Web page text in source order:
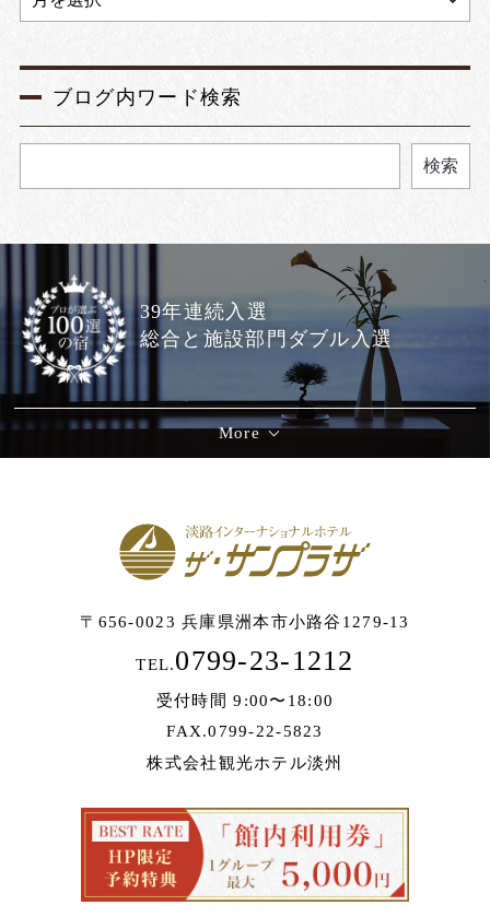
ブログ内ワード検索
検索
39年連続入選
総合と施設部門ダブル入選
More
〒656-0023 兵庫県洲本市小路谷1279-13
TEL.0799-23-1212
受付時間 9:00〜18:00
FAX.0799-22-5823
株式会社観光ホテル淡州